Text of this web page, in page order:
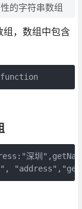
的字符串数组
组，数组中包含
深圳